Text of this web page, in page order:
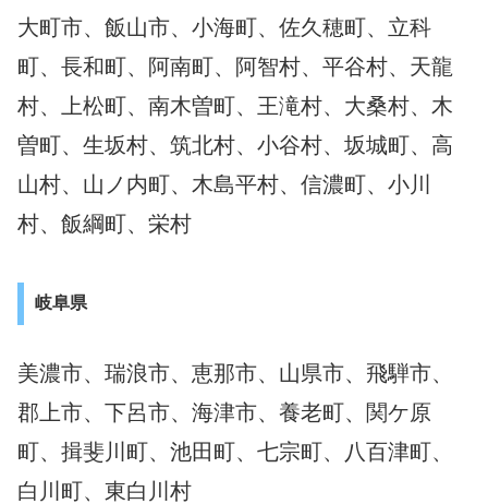
大町市、飯山市、小海町、佐久穂町、立科
町、長和町、阿南町、阿智村、平谷村、天龍
村、上松町、南木曽町、王滝村、大桑村、木
曽町、生坂村、筑北村、小谷村、坂城町、高
山村、山ノ内町、木島平村、信濃町、小川
村、飯綱町、栄村
岐阜県
美濃市、瑞浪市、恵那市、山県市、飛騨市、
郡上市、下呂市、海津市、養老町、関ケ原
町、揖斐川町、池田町、七宗町、八百津町、
白川町、東白川村